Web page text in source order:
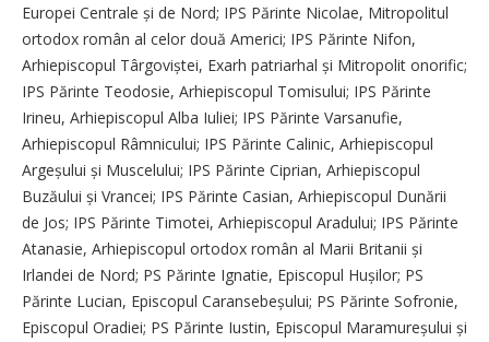
Europei Centrale și de Nord; IPS Părinte Nicolae, Mitropolitul
ortodox român al celor două Americi; IPS Părinte Nifon,
Arhiepiscopul Târgoviștei, Exarh patriarhal și Mitropolit onorific;
IPS Părinte Teodosie, Arhiepiscopul Tomisului; IPS Părinte
Irineu, Arhiepiscopul Alba Iuliei; IPS Părinte Varsanufie,
Arhiepiscopul Râmnicului; IPS Părinte Calinic, Arhiepiscopul
Argeșului și Muscelului; IPS Părinte Ciprian, Arhiepiscopul
Buzăului și Vrancei; IPS Părinte Casian, Arhiepiscopul Dunării
de Jos; IPS Părinte Timotei, Arhiepiscopul Aradului; IPS Părinte
Atanasie, Arhiepiscopul ortodox român al Marii Britanii și
Irlandei de Nord; PS Părinte Ignatie, Episcopul Hușilor; PS
Părinte Lucian, Episcopul Caransebeșului; PS Părinte Sofronie,
Episcopul Oradiei; PS Părinte Iustin, Episcopul Maramu­reșului și